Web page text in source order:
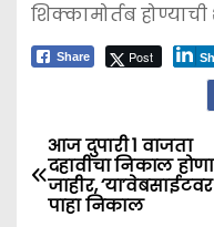
शिक्कामोर्तब
Share Post
P
o
आज दुपारी 1 वाजता
दहावीचा निकाल
जाहीर, ‘या’वेबसाईटवर
पाहा निकाल